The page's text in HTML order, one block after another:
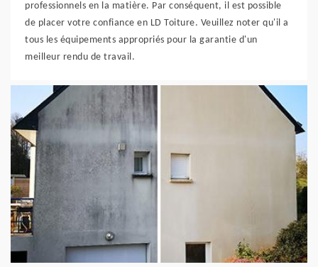
professionnels en la matière. Par conséquent, il est possible
de placer votre confiance en LD Toiture. Veuillez noter qu'il a
tous les équipements appropriés pour la garantie d'un
meilleur rendu de travail.